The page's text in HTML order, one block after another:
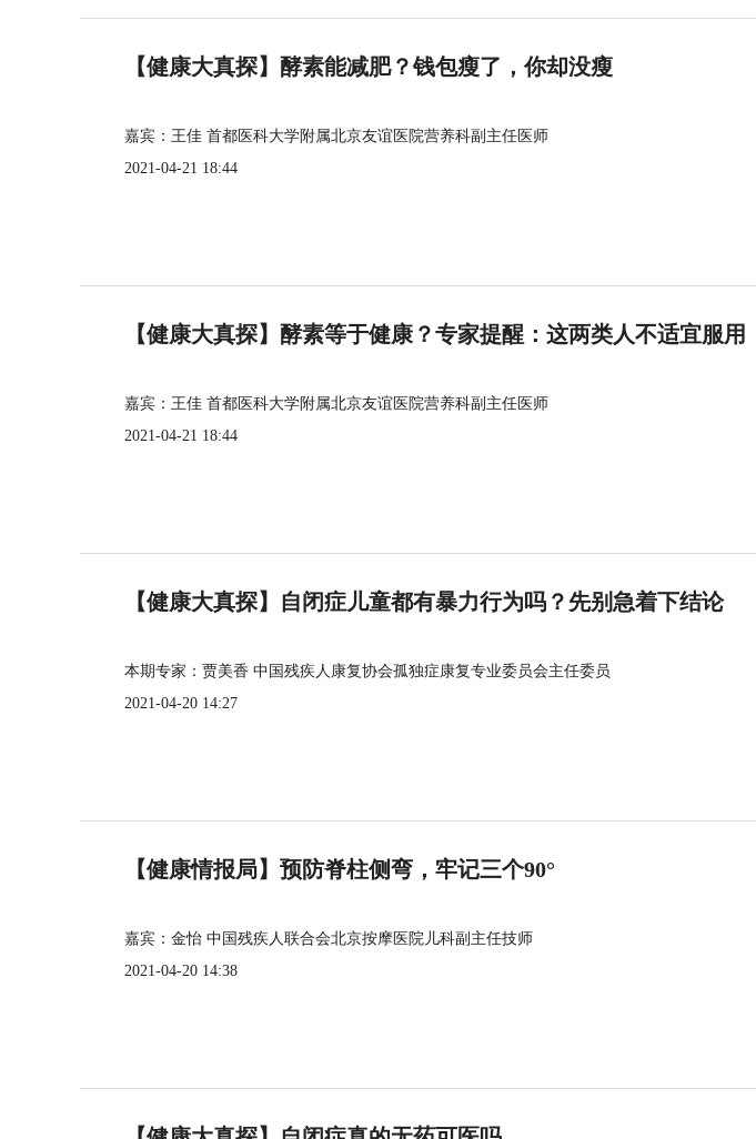
【健康大真探】酵素能减肥？钱包瘦了，你却没瘦
嘉宾：王佳 首都医科大学附属北京友谊医院营养科副主任医师
2021-04-21 18:44
【健康大真探】酵素等于健康？专家提醒：这两类人不适宜服用
嘉宾：王佳 首都医科大学附属北京友谊医院营养科副主任医师
2021-04-21 18:44
【健康大真探】自闭症儿童都有暴力行为吗？先别急着下结论
本期专家：贾美香 中国残疾人康复协会孤独症康复专业委员会主任委员
2021-04-20 14:27
【健康情报局】预防脊柱侧弯，牢记三个90°
嘉宾：金怡 中国残疾人联合会北京按摩医院儿科副主任技师
2021-04-20 14:38